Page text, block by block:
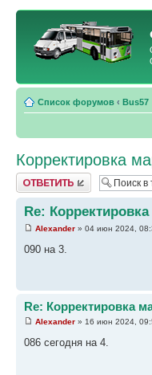
Список форумов ‹ Bus57
Корректировка
Ответить
Re:
Alexander » 04 июн 2024,
090 на 3.
Re: Корректировка
Alexander » 16 июн 2024,
086 сегодня на 4.